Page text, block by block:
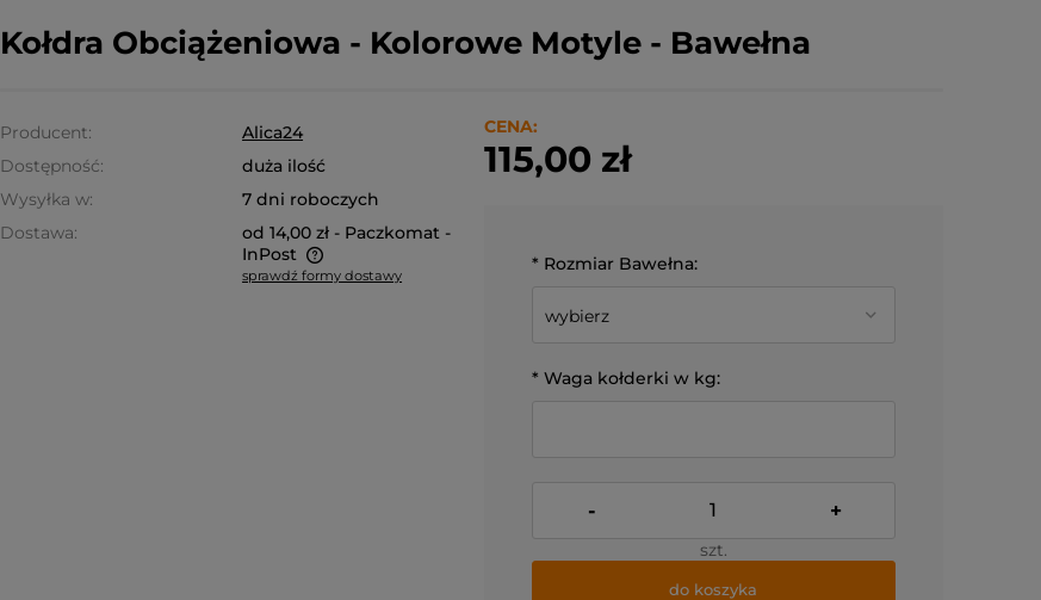
Kołdra Obciążeniowa - Kolorowe Motyle - Bawełna
Producent:
Alica24
Dostępność:
duża ilość
Wysyłka w:
7 dni roboczych
Dostawa:
od 14,00 zł - Paczkomat -
InPost
sprawdź formy dostawy
CENA:
115,00 zł
* Rozmiar Bawełna:
* Waga kołderki w kg:
- +
szt.
do koszyka